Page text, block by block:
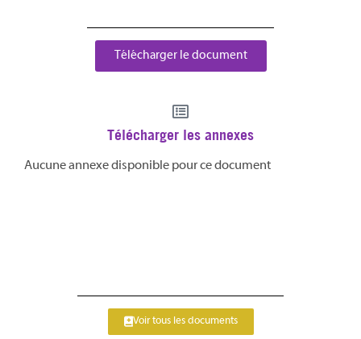
Télécharger le document
Télécharger les annexes
Aucune annexe disponible pour ce document
Voir tous les documents